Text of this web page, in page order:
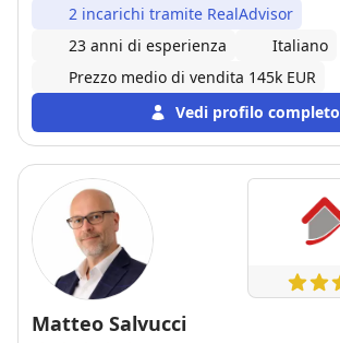
2 incarichi tramite RealAdvisor
23 anni di esperienza
Italiano
Prezzo medio di vendita 145k EUR
Vedi profilo completo
Matteo Salvucci